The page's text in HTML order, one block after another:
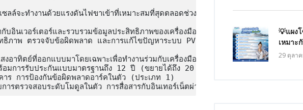
ซลล์จะทำงานด้วยแรงดันไฟขาเข้าที่เหมาะสมที่สุดตลอดช่วงความยาวสายที่กว้างกว่า และโ
บอินเวอร์เตอร์และรวบรวมข้อมูลประสิทธิภาพของเครื่องมือเพิ่มประสิทธิภาพพลังงานจาก
าพ ตรวจจับข้อผิดพลาด และการแก้ไขปัญหาระบบ PV
รตรวจสอบระดับโมดูลในตัว การสื่อสารกับอินเทอร์เน็ตผ่านบรอดแบนด์หรือ ZigBee ไร้ส
💡แผง
เหมาะ
29 ตุลา